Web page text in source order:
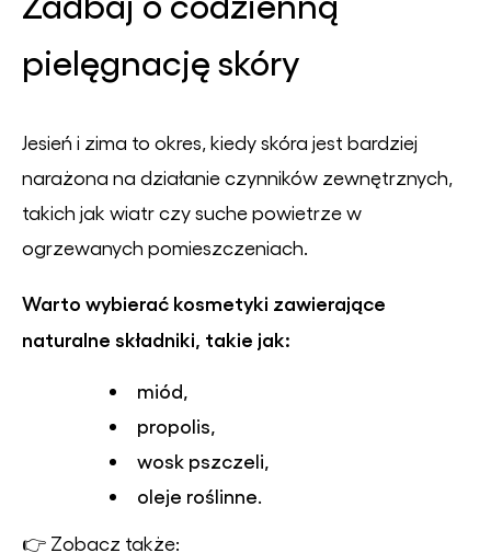
pielęgnację skóry
Jesień i zima to okres, kiedy skóra jest bardziej
narażona na działanie czynników zewnętrznych,
takich jak wiatr czy suche powietrze w
ogrzewanych pomieszczeniach.
Warto wybierać kosmetyki zawierające
naturalne składniki, takie jak:
miód,
propolis,
wosk pszczeli,
oleje roślinne.
👉 Zobacz także: